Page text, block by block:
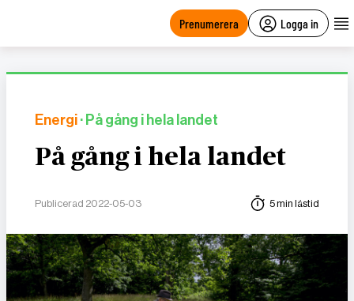
Prenumerera Logga in
Energi· På gång i hela landet
På gång i hela landet
Publicerad 2022-05-03 5 min lästid